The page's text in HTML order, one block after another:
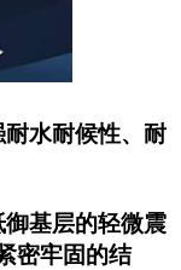
水耐候性、耐
基层的轻微震
密牢固的结